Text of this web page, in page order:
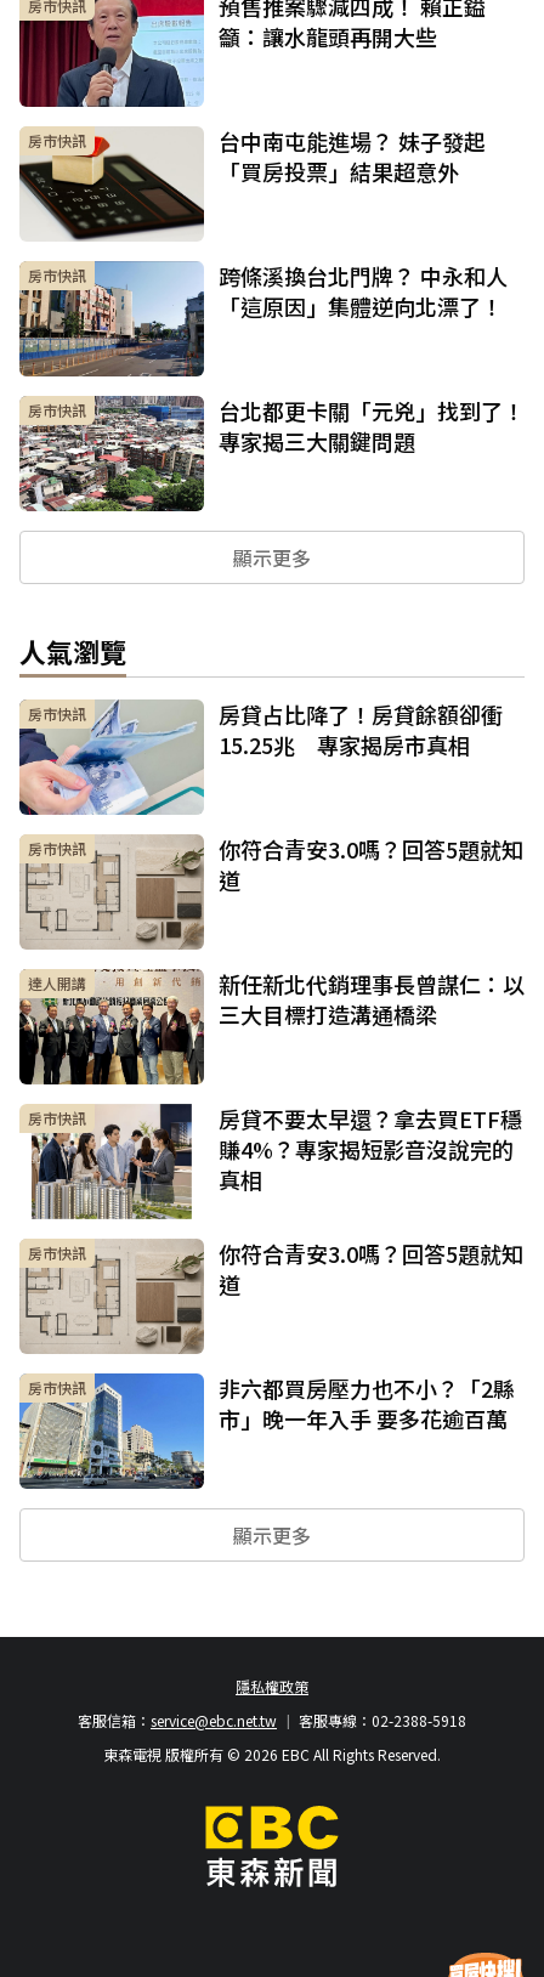
房市快訊
籲：讓水龍頭再開大些
房市快訊
台中南屯能進場？ 妹子發起
「買房投票」結果超意外
房市快訊
跨條溪換台北門牌？ 中永和人
「這原因」集體逆向北漂了！
房市快訊
台北都更卡關「元兇」找到了！
專家揭三大關鍵問題
顯示更多
人氣瀏覽
房市快訊
房貸占比降了！房貸餘額卻衝
15.25兆 專家揭房市真相
房市快訊
你符合青安3.0嗎？回答5題就知
道
達人開講
新任新北代銷理事長曾謀仁：以
三大目標打造溝通橋梁
房市快訊
房貸不要太早還？拿去買ETF穩
賺4%？專家揭短影音沒說完的
真相
房市快訊
你符合青安3.0嗎？回答5題就知
道
房市快訊
非六都買房壓力也不小？「2縣
市」晚一年入手 要多花逾百萬
顯示更多
隱私權政策
客服專線：02-2388-5918
客服信箱： service@ebc.net.tw
東森電視 版權所有 © 2026 EBC All Rights Reserved.